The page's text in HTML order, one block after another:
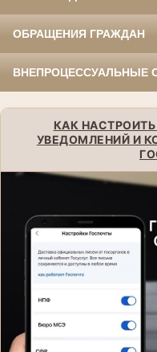
ОБРАЩЕНИЯ ГРАЖДАН
ВНЕПРОЦЕССУАЛЬНЫЕ
КАК
УВЕДОМЛЕНИЙ И